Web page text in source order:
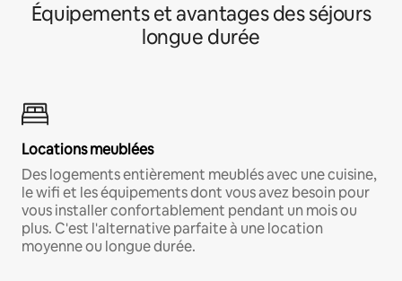
Équipements et avantages des séjours
longue durée
Locations meublées
Des logements entièrement meublés avec une cuisine,
le wifi et les équipements dont vous avez besoin pour
vous installer confortablement pendant un mois ou
plus. C'est l'alternative parfaite à une location
moyenne ou longue durée.